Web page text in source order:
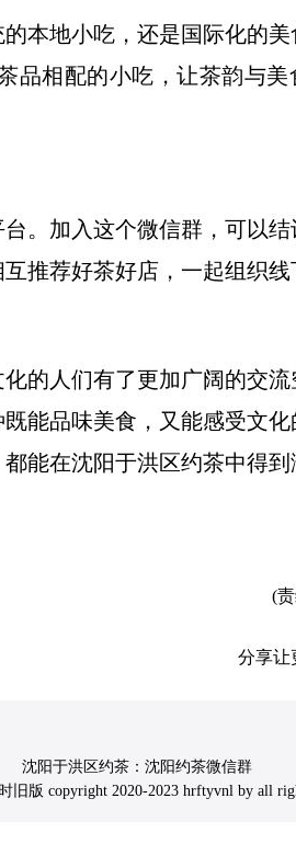
本地小吃，还是国际化的美
品相配的小吃，让茶韵与美
。加入这个微信群，可以结
推荐好茶好店，一起组织线
的人们有了更加广阔的交
能品味美食，又能感受文
能在沈阳于洪区约茶中得到
(
分享让
沈阳于洪区约茶：沈阳约茶微信群
旧版 copyright 2020-2023 hrftyvnl by all